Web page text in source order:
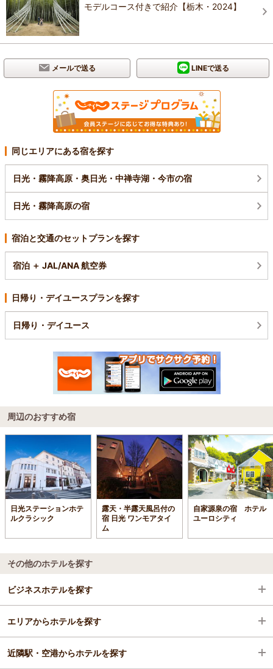
モデルコース付きで紹介【栃木・2024】
メールで送る LINEで送る
同じエリアにある宿を探す
日光・霧降高原・奥日光・中禅寺湖・今市の宿
日光・霧降高原の宿
宿泊と交通のセットプランを探す
宿泊 ＋ JAL/ANA 航空券
日帰り・デイユースプランを探す
日帰り・デイユース
周辺のおすすめ宿
日光ステーションホテ
ルクラシック
露天・半露天風呂付の
宿 日光 ワンモアタイ
ム
自家源泉の宿 ホテル
ユーロシティ
その他のホテルを探す
ビジネスホテルを探す
栃木県
日光・霧降高原・奥日光・中禅寺湖・今市
エリアからホテルを探す
栃木県
近隣駅・空港からホテルを探す